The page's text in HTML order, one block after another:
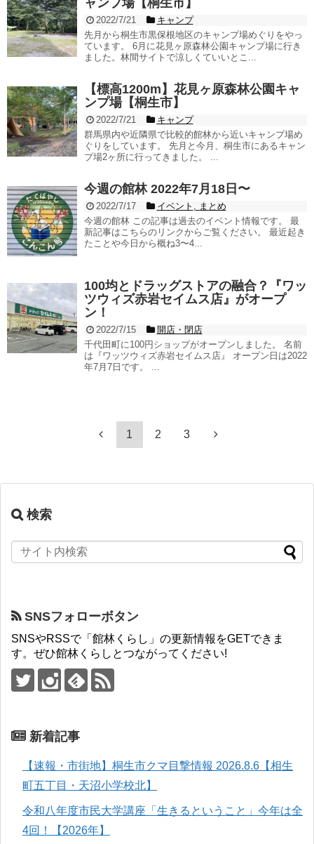
2022/7/21
キャンプ
先月から桐生市黒保根地区のキャンプ場めぐりをやっ
ています。 6月に花見ヶ原森林公園キャンプ場に行き
ました。林間サイトで涼しくていいとこ...
【標高1200m】花見ヶ原森林公園キャ
ンプ場【桐生市】
2022/7/21
キャンプ
群馬県内や近隣県で比較的館林から近いキャンプ場め
ぐりをしています。 先月と今月、桐生市にあるキャン
プ場2ヶ所に行ってきました。 ...
今週の館林 2022年7月18日〜
2022/7/17 イベント
まとめ
今週の館林 この記事は過去のイベント情報です。 最
新記事はこちらのリンクからご覧ください。 最近起き
たことや今日から概ね3〜4...
100均とドラッグストアの融合？『ワッ
ツウィズ赤岩セイムス店』がオープ
ン！
2022/7/15
開店・閉店
千代田町に100円ショップがオープンしました。 名前
は『ワッツウィズ赤岩セイムス店』 オープン日は2022
年7月7日です。 ...
1 2 3
検索
SNSフォローボタン
SNSやRSSで「館林くらし」の更新情報をGETできま
す。ぜひ館林くらしとつながってください!
新着記事
【速報・市街地】桐生市クマ目撃情報 2026.8.6【相生
町五丁目・天沼小学校北】
令和八年度市民大学講座「生きるということ」今年は全
4回！【2026年】